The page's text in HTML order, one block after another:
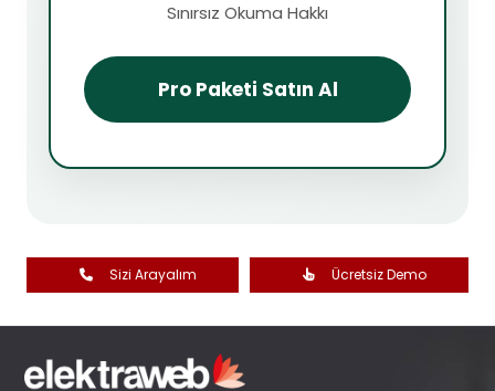
Sınırsız Okuma Hakkı
Pro Paketi Satın Al
Sizi Arayalım Ücretsiz Demo